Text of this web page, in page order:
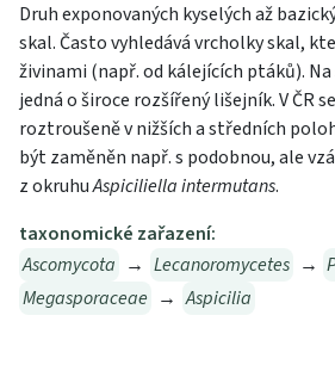
Druh exponovaných kyselých až
skal. Často vyhledává vrcholky skal,
živinami (např. od kálejících ptáků).
jedná o široce rozšířený lišejník. V ČR
roztroušeně v nižších a středních
být zaměněn např. s podobnou, ale
z okruhuAspiciliella intermutans.
taxonomické zařazení:
Ascomycota → Lecanoromycetes →
Megasporaceae → Aspicilia